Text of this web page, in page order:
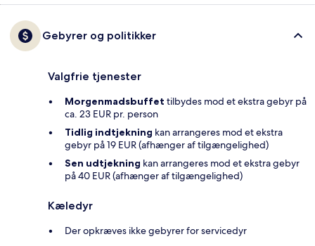
Gebyrer og politikker
Valgfrie tjenester
Morgenmadsbuffet tilbydes mod et ekstra gebyr på
ca. 23 EUR pr. person
Tidlig indtjekning kan arrangeres mod et ekstra
gebyr på 19 EUR (afhænger af tilgængelighed)
Sen udtjekning kan arrangeres mod et ekstra gebyr
på 40 EUR (afhænger af tilgængelighed)
Kæledyr
Der opkræves ikke gebyrer for servicedyr